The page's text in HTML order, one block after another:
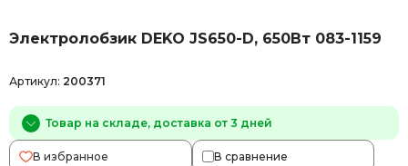
Электролобзик DEKO JS650-D, 650Вт 083-1159
Артикул: 200371
Товар на складе, доставка от 3 дней
В избранное В сравнение